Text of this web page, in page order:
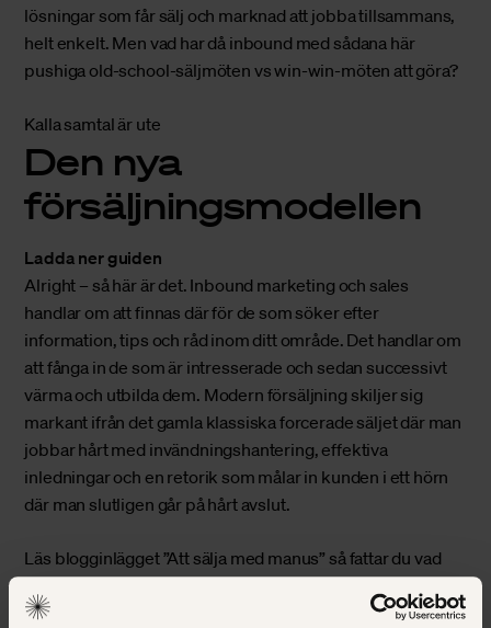
lösningar som får sälj och marknad att jobba tillsammans,
helt enkelt. Men vad har då inbound med sådana här
pushiga old-school-säljmöten vs win-win-möten att göra?
Kalla samtal är ute
Den nya
försäljningsmodellen
Ladda ner guiden
Alright – så här är det. Inbound marketing och sales
handlar om att finnas där för de som söker efter
information, tips och råd inom ditt område. Det handlar om
att fånga in de som är intresserade och sedan successivt
värma och utbilda dem. Modern försäljning skiljer sig
markant ifrån det gamla klassiska forcerade säljet där man
jobbar hårt med invändningshantering, effektiva
inledningar och en retorik som målar in kunden i ett hörn
där man slutligen går på hårt avslut.
Läs blogginlägget”Att sälja med manus” så fattar du vad